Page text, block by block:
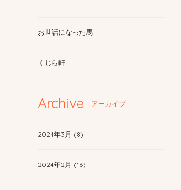
お世話になった馬
くじら軒
Archive アーカイブ
2024年3月 (8)
2024年2月 (16)